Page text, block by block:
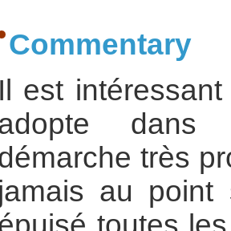
Commentary
Il est
très
jamais au point